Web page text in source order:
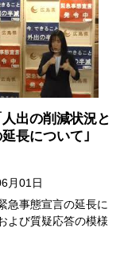
出の削減状況と
長について｣
月01日
急事態宣言の延長に
よび質疑応答の模様